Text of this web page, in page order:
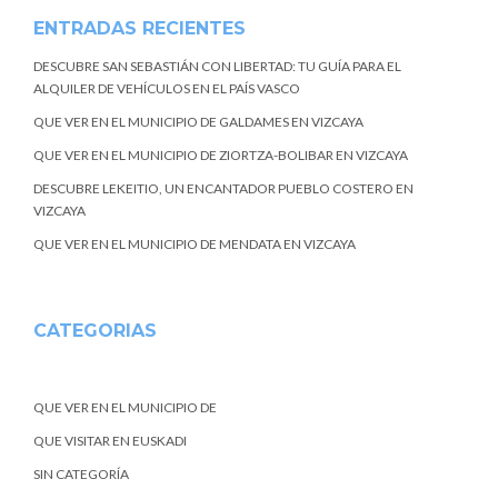
ENTRADAS RECIENTES
DESCUBRE SAN SEBASTIÁN CON LIBERTAD: TU GUÍA PARA EL
ALQUILER DE VEHÍCULOS EN EL PAÍS VASCO
QUE VER EN EL MUNICIPIO DE GALDAMES EN VIZCAYA
QUE VER EN EL MUNICIPIO DE ZIORTZA-BOLIBAR EN VIZCAYA
DESCUBRE LEKEITIO, UN ENCANTADOR PUEBLO COSTERO EN
VIZCAYA
QUE VER EN EL MUNICIPIO DE MENDATA EN VIZCAYA
CATEGORIAS
QUE VER EN EL MUNICIPIO DE
QUE VISITAR EN EUSKADI
SIN CATEGORÍA